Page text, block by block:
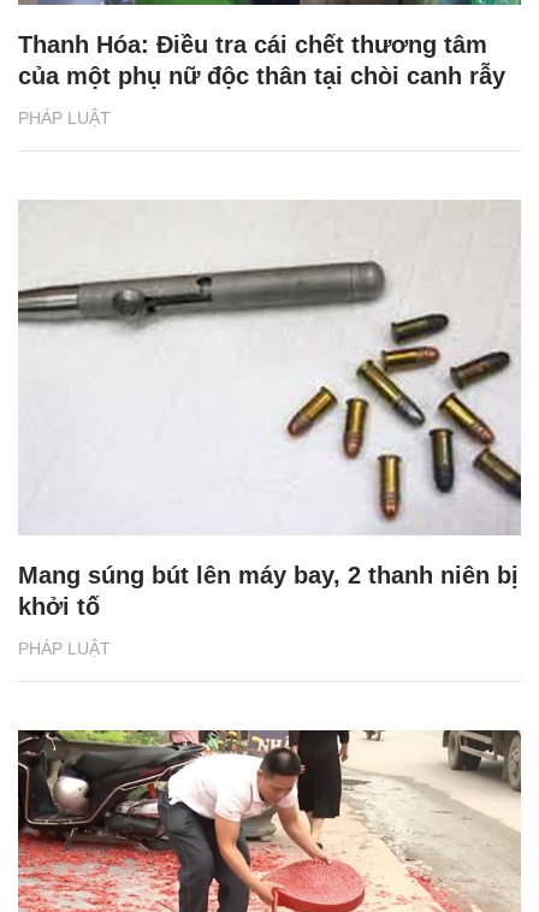
PHÁP LUẬT
Thanh Hóa: Điều tra cái chết thương tâm
của một phụ nữ độc thân tại chòi canh rẫy
PHÁP LUẬT
Mang súng bút lên máy bay, 2 thanh niên bị
khởi tố